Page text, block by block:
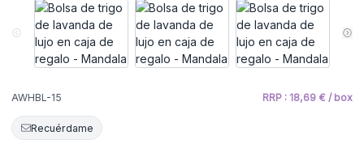
AWHBL-15 RRP : 18,69 € / box
Recuérdame